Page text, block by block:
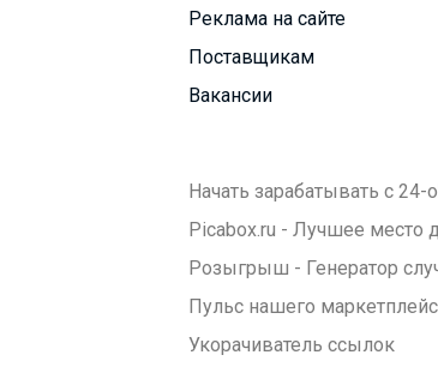
Реклама на сайте
Поставщикам
Вакансии
Начать зарабатывать с 24-
Picabox.ru - Лучшее место
Розыгрыш - Генератор
Пульс нашего
Укорачиватель ссылок